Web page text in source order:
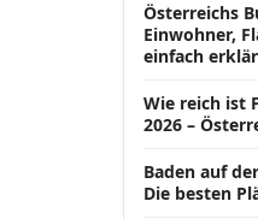
Österreichs
Einwohner,
einfach
Wie reich ist
2026 –
Baden auf
Die besten